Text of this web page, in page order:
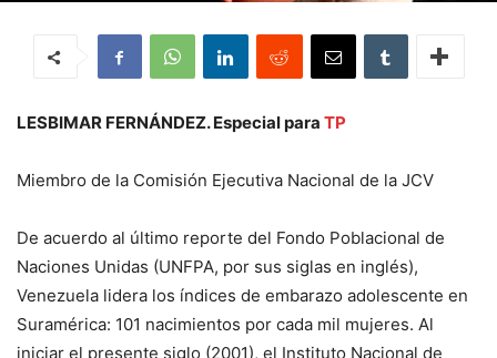
LESBIMAR FERNÁNDEZ. Especial para TP
Miembro de la Comisión Ejecutiva Nacional de la JCV
De acuerdo al último reporte del Fondo Poblacional de
Naciones Unidas (UNFPA, por sus siglas en inglés),
Venezuela lidera los índices de embarazo adolescente en
Suramérica: 101 nacimientos por cada mil mujeres. Al
iniciar el presente siglo (2001), el Instituto Nacional de